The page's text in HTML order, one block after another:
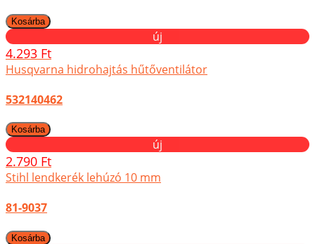
új
4.293 Ft
Husqvarna hidrohajtás hűtőventilátor
532140462
új
2.790 Ft
Stihl lendkerék lehúzó 10 mm
81-9037